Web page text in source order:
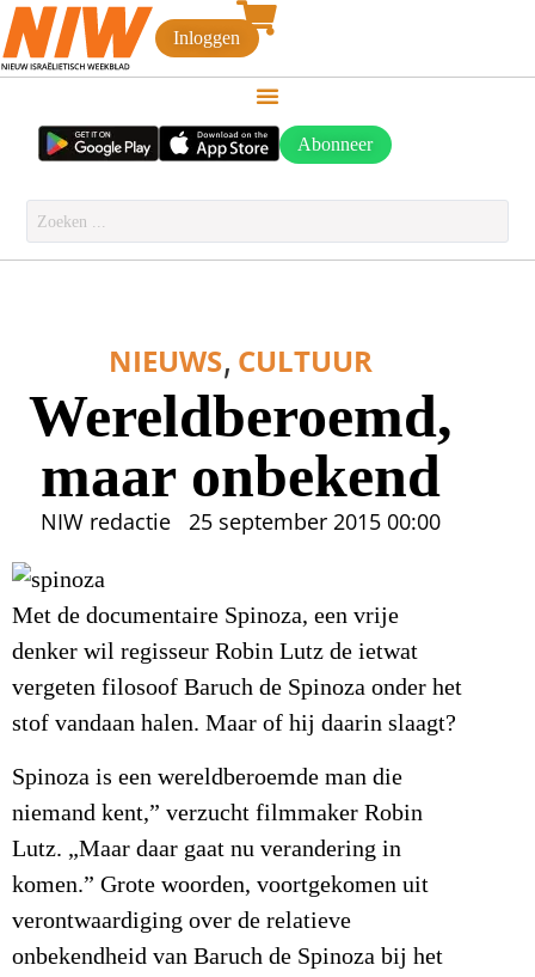
Inloggen
Abonneer
NIEUWS, CULTUUR
Wereldberoemd,
maar onbekend
NIW redactie 25 september 2015 00:00
Met de documentaire Spinoza, een vrije
denker wil regisseur Robin Lutz de ietwat
vergeten filosoof Baruch de Spinoza onder het
stof vandaan halen. Maar of hij daarin slaagt?
Spinoza is een wereldberoemde man die
niemand kent,” verzucht filmmaker Robin
Lutz. „Maar daar gaat nu verandering in
komen.” Grote woorden, voortgekomen uit
verontwaardiging over de relatieve
onbekendheid van Baruch de Spinoza bij het